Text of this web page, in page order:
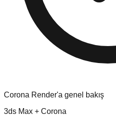
Corona Render'a genel bakış
3ds Max + Corona